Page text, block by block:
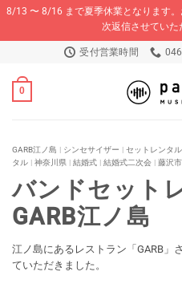
8/13 〜 8/16 まで夏季休業となります
次返信させていた
content
受付営業時間
0
GARB江ノ島 | シンセサイザー | セットレンタル
タル | 神奈川県 | 結婚式 | 結婚式二次会 | 藤沢市
バンドセット
GARB江ノ島
江ノ島にあるレストラン「GARB」
ていただきました。